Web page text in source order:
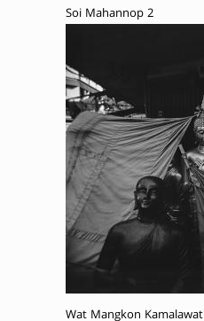
Soi Mahannop 2
Wat Mangkon Kamalawat